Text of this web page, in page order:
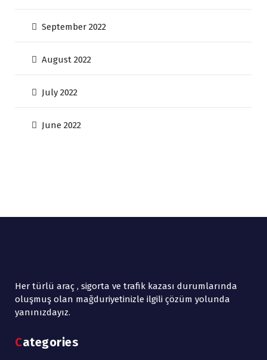
September 2022
August 2022
July 2022
June 2022
Her türlü araç , sigorta ve trafik kazası durumlarında
oluşmuş olan mağduriyetinizle ilgili çözüm yolunda
yanınızdayız.
Categories